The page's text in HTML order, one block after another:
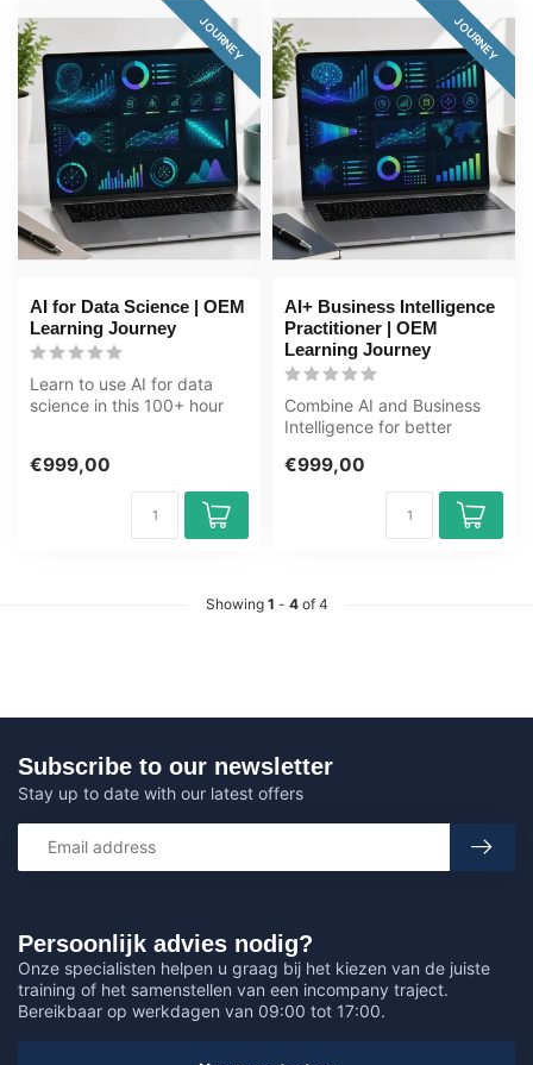
JOURNEY
AI for Data Science | OEM
Learning Journey
Learn to use AI for data
science in this 100+ hour
€999,00
JOURNEY
AI+ Business Intelligence
Practitioner | OEM
Learning Journey
Combine AI and Business
Intelligence for better
jou...
€999,00
Showing 1 - 4of 4
Persoonlijk advies nodig?
Onze specialisten helpen u graag bij het kiezen van de juiste
training of het samenstellen van een incompany traject.
Bereikbaar op werkdagen van 09:00 tot 17:00.
Subscribe to our newsletter
Stay up to date with our latest offers